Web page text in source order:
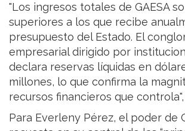
"Los ingresos totales de GAESA
superiores a los que recibe
presupuesto del Estado. El
empresarial dirigido por
declara reservas líquidas en
millones, lo que confirma la
recursos financieros que
Para Everleny Pérez, el poder de